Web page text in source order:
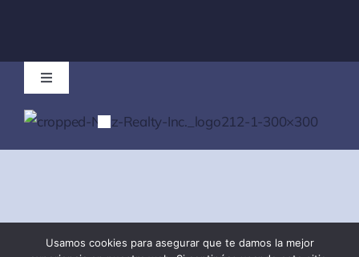
Toggle
Tu Franquicia Venezuela
Noticias
Usamos cookies para asegurar que te damos la mejor